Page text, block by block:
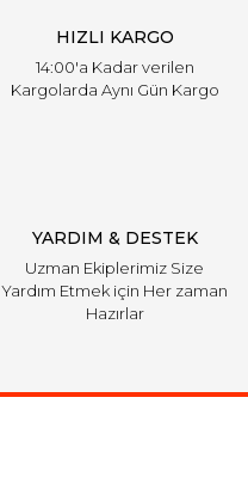
HIZLI KARGO
14:00'a Kadar verilen
Kargolarda Aynı Gün Kargo
YARDIM & DESTEK
Uzman Ekiplerimiz Size
Yardım Etmek için Her zaman
Hazırlar